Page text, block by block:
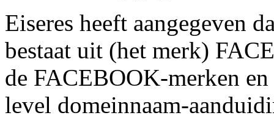
Eiseres heeft aangegeven
bestaat uit (het merk)
de FACEBOOK-merken
level domeinnaam-